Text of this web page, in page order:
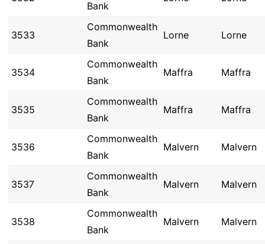
Bank
3533
Commonwealth
Bank
Lorne Lorne
3534
Commonwealth
Bank
Maffra Maffra
3535
Commonwealth
Bank
Maffra Maffra
3536
Commonwealth
Bank
Malvern Malvern
3537
Commonwealth
Bank
Malvern Malvern
3538
Commonwealth
Bank
Malvern Malvern